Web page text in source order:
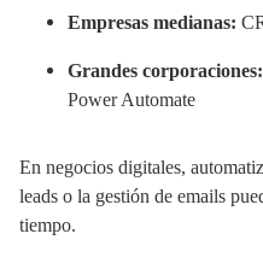
Empresas medianas:
Grandes corporaciones:
Power Automate
En negocios digitales,
leads o la gestión de emails
tiempo.